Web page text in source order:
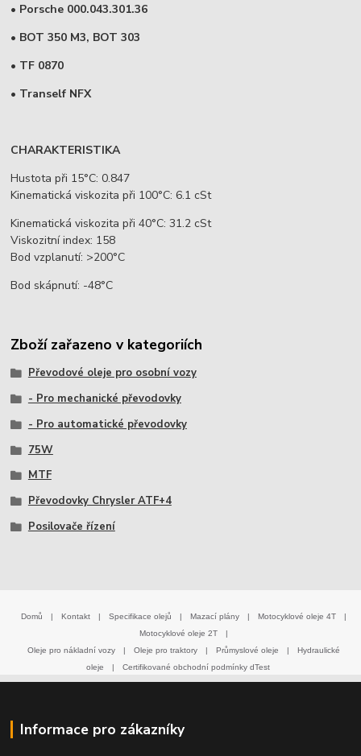
• Porsche 000.043.301.36
• BOT 350 M3, BOT 303
• TF 0870
• Tranself NFX
CHARAKTERISTIKA
Hustota při 15°C: 0.847
Kinematická viskozita při 100°C: 6.1 cSt
Kinematická viskozita při 40°C: 31.2 cSt
Viskozitní index: 158
Bod vzplanutí: >200°C
Bod skápnutí: -48°C
Zboží zařazeno v kategoriích
Převodové oleje pro osobní vozy
- Pro mechanické převodovky
- Pro automatické převodovky
75W
MTF
Převodovky Chrysler ATF+4
Posilovače řízení
Domů Kontakt Specifikace olejů Mazací plány Motocyklové oleje 4T
Motocyklové oleje 2T
Oleje pro nákladní vozy
Oleje pro traktory Průmyslové oleje
Hydraulické
oleje
Certifikované obchodní podmínky dTest
Informace pro zákazníky